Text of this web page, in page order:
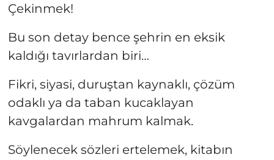
Çekinmek!
Bu son detay bence şehrin en eksik
kaldığı tavırlardan biri…
Fikri, siyasi, duruştan kaynaklı, çözüm
odaklı ya da taban kucaklayan
kavgalardan mahrum kalmak.
Söylenecek sözleri ertelemek, kitabın